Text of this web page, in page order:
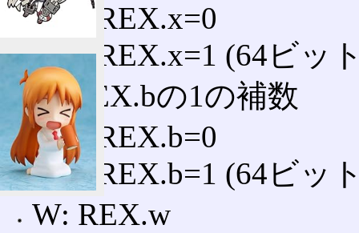
1: REX.x=0
0: REX.x=1 (64ビッ
B: REX.bの1の補数
1: REX.b=0
0: REX.b=1 (64ビッ
W: REX.w